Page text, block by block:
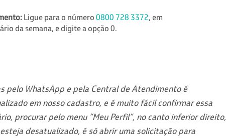
Ligue para o número0800 728 3372, em
da semana, e digite a opção 0.
pelo WhatsApp e pela Central de Atendimento é
em nosso cadastro, e é muito fácil confirmar essa
procurar pelo menu “Meu Perfil”, no canto inferior direito,
desatualizado, é só abrir uma solicitação para